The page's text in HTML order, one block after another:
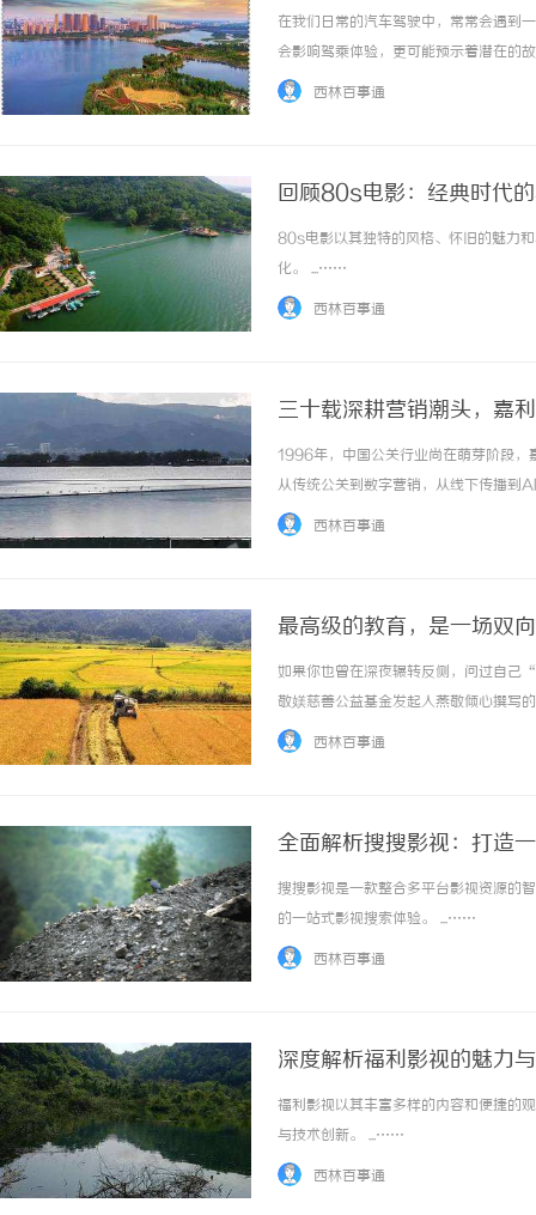
在我们日常的汽车驾驶中，常常会遇到
会影响驾乘体验，更可能预示着潜在的
防该问题，确保您的行车安全。一、汽
西林百事通
回顾80s电影：经典时代
80s电影以其独特的风格、怀旧的魅力
化。 ...……
西林百事通
三十载深耕营销潮头，嘉
1996年，中国公关行业尚在萌芽阶段，
从传统公关到数字营销，从线下传播到
界生长，成长为集战略咨询、品牌营销
西林百事通
最高级的教育，是一场双
如果你也曾在深夜辗转反侧，问过自己
敬媄慈善公益基金发起人燕敬倾心撰写
育，从来不是拼命“鸡娃”，而是妈妈
西林百事通
全面解析搜搜影视：打造
搜搜影视是一款整合多平台影视资源的
的一站式影视搜索体验。 ...……
西林百事通
深度解析福利影视的魅力
福利影视以其丰富多样的内容和便捷的
与技术创新。 ...……
西林百事通